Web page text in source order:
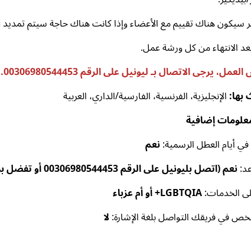
سيكون هناك تقييم مع الأعضاء وإذا كانت هناك حاجة سيتم تمديد
الانتهاء من كل ورشة عمل.
الاتصال بـ ليونيل على الرقم 00306980544453.
بها:الإنجليزية، الفرنسية، الفارسية/الداري، العربية
إضافية
أيام العطل الرسمية:نعم
نعم (اتصل بليونيل على الرقم 00306980544453 أو تفضل بزيارة مكاتبنا)
الخدمات:LGBTQIA+ أو أم عزباء
في فريقك التواصل بلغة الإشارة:لا